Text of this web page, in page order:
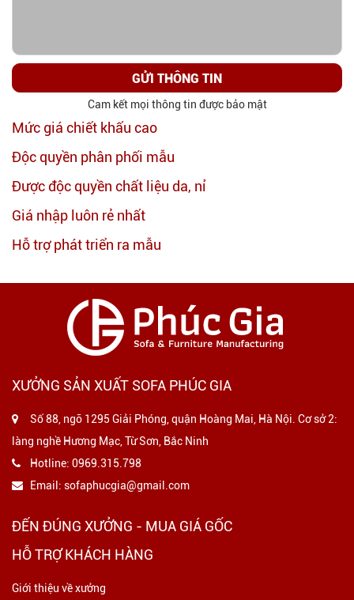
GỬI THÔNG TIN
Cam kết mọi thông tin được bảo mật
Mức giá chiết khấu cao
Độc quyền phân phối mẫu
Được độc quyền chất liệu da, nỉ
Giá nhập luôn rẻ nhất
Hỗ trợ phát triển ra mẫu
XƯỞNG SẢN XUẤT SOFA PHÚC GIA
Số 88, ngõ 1295 Giải Phóng, quận Hoàng Mai, Hà Nội. Cơ sở 2:
làng nghề Hương Mạc, Từ Sơn, Bắc Ninh
Hotline: 0969.315.798
Email: sofaphucgia@gmail.com
ĐẾN ĐÚNG XƯỞNG - MUA GIÁ GỐC
HỖ TRỢ KHÁCH HÀNG
Giới thiệu về xưởng